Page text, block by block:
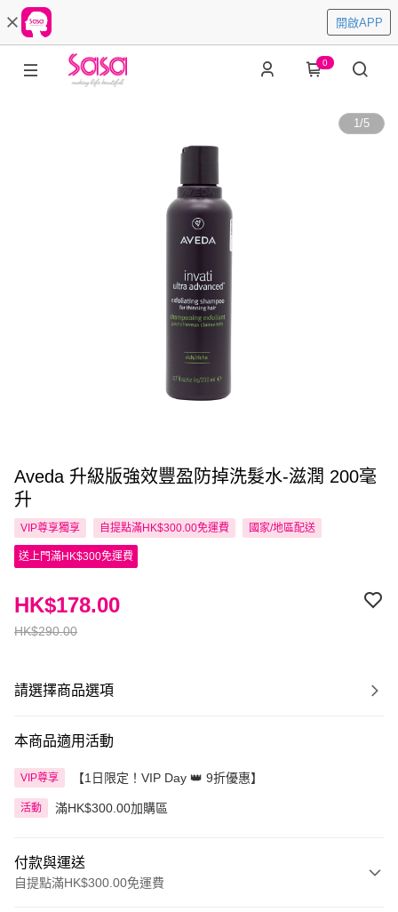
開啟APP
0
1/5
Aveda 升級版強效豐盈防掉洗髮水-滋潤 200毫
升
VIP尊享獨享 自提點滿HK$300.00免運費 國家/地區配送
送上門滿HK$300免運費
HK$290.00
HK$178.00
請選擇商品選項
本商品適用活動
VIP尊享 【1日限定！VIP Day 👑 9折優惠】
活動 滿HK$300.00加購區
付款與運送
自提點滿HK$300.00免運費